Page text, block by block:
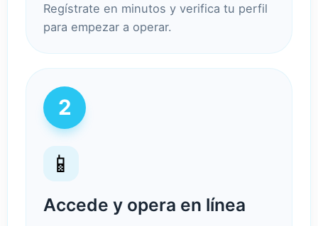
Regístrate en minutos y verifica tu perfil
para empezar a operar.
2
📱
Accede y opera en línea